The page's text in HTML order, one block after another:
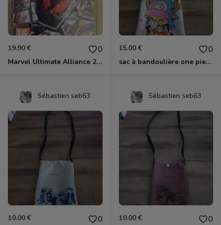
19.90 € 0
Marvel Ultimate Alliance 2 Xbox 360
15.00 € 0
sac à bandoulière one piece chopper
Sébastien seb63
10.00 € 0
Sébastien seb63
10.00 € 0